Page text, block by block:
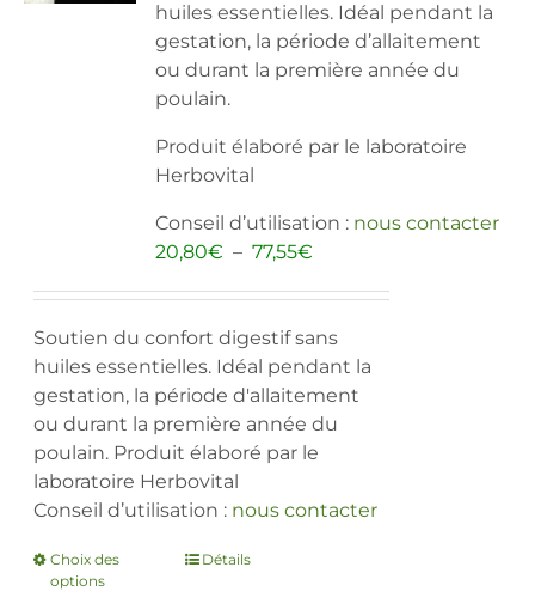
choisies
sur
la
page
produit
huiles essentielles. Idéal pendant la
gestation, la période d’allaitement
ou durant la première année du
poulain.
Produit élaboré par le laboratoire
Herbovital
Conseil d’utilisation : nous contacter
20,80€ – 77,55€
prix :
20,80€
à
77,55€
Soutien du confort digestif sans
huiles essentielles. Idéal pendant la
gestation, la période d'allaitement
ou durant la première année du
poulain. Produit élaboré par le
laboratoire Herbovital
Conseil d’utilisation : nous contacter
Choix des
options
CeDétails